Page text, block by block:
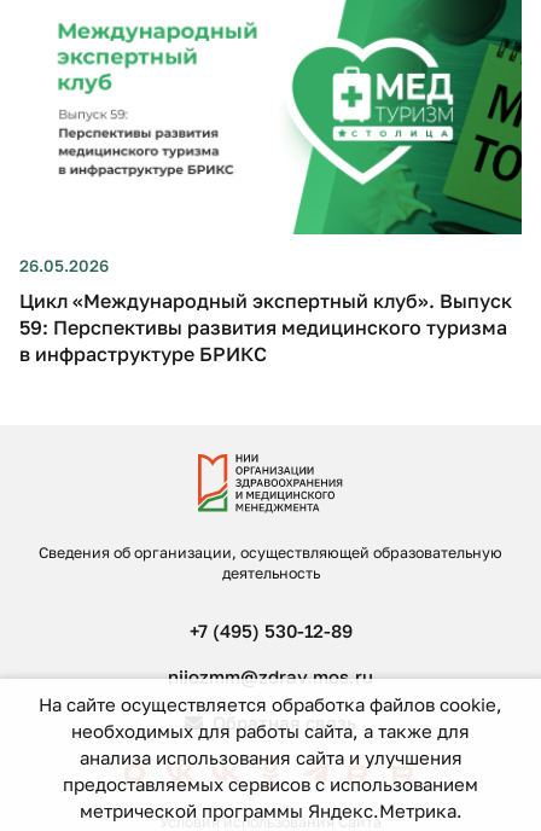
26.05.2026
Цикл «Международный экспертный клуб». Выпуск
59: Перспективы развития медицинского туризма
в инфраструктуре БРИКС
Сведения об организации, осуществляющей образовательную
деятельность
+7 (495) 530-12-89
niiozmm@zdrav.mos.ru
Обратная связь
Условия использования Сайта
На сайте осуществляется обработка файлов cookie,
необходимых для работы сайта, а также для
анализа использования сайта и улучшения
предоставляемых сервисов с использованием
метрической программы Яндекс.Метрика.